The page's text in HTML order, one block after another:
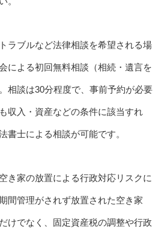
ラブルなど法律相談を希望される場
による初回無料相談（相続・遺言を
相談は30分程度で、事前予約が必要
収入・資産などの条件に該当すれ
書士による相談が可能です。
き家の放置による行政対応リスクに
間管理がされず放置された空き家
けでなく、固定資産税の調整や行政